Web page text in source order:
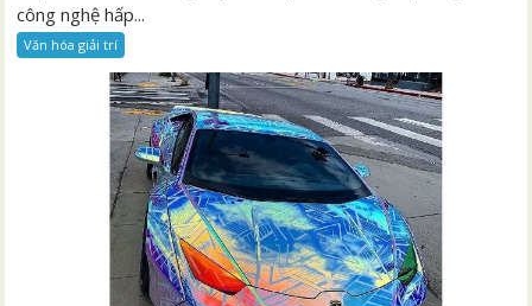
công nghệ hấp...
Văn hóa giải trí